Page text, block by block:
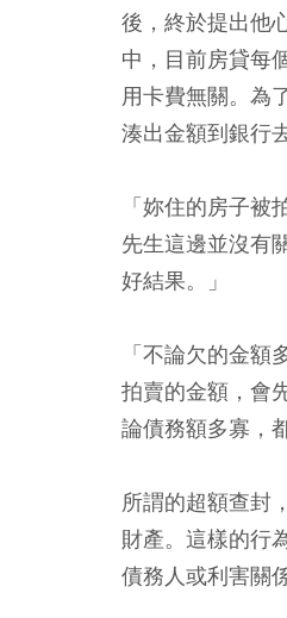
後，終於提出他
中，目前房貸每
用卡費無關。為
湊出金額到銀行
「妳住的房子
先生這邊並沒有
好結果。」
「不論欠的金
拍賣的金額，會
論債務額多寡，
所謂的超額查封
財產。這樣的行
債務人或利害關